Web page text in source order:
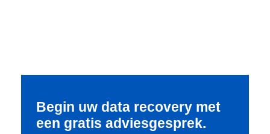
Begin uw data recovery met
een gratis adviesgesprek.